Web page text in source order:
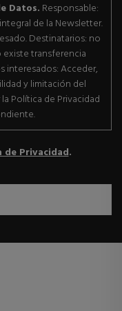
Datos. Responsable:
integral de la Newsletter.
Destinatarios: no
transferencia
interesados: Acceder,
y limitación del
Política de Privacidad
de Privacidad.